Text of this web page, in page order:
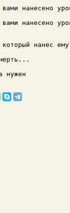
нанесено
нанесено
нанес
нужен